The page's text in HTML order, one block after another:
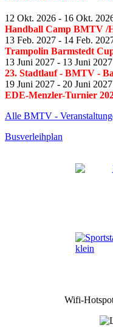
12 Okt. 2026 - 16 Okt.
Handball Camp BMTV /
13 Feb. 2027 - 14 Feb.
Trampolin Barmstedt
13 Juni 2027 - 13 Juni 2027
23. Stadtlauf - BMTV -
19 Juni 2027 - 20 Juni 2027
EDE-Menzler-Turnier
Alle BMTV -
Busverleihplan
Wifi-